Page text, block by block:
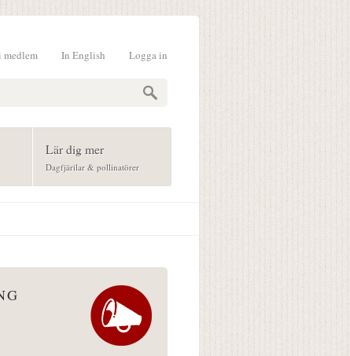
Logga in
In English
Lär dig mer
Dagfjärilar & pollinatörer